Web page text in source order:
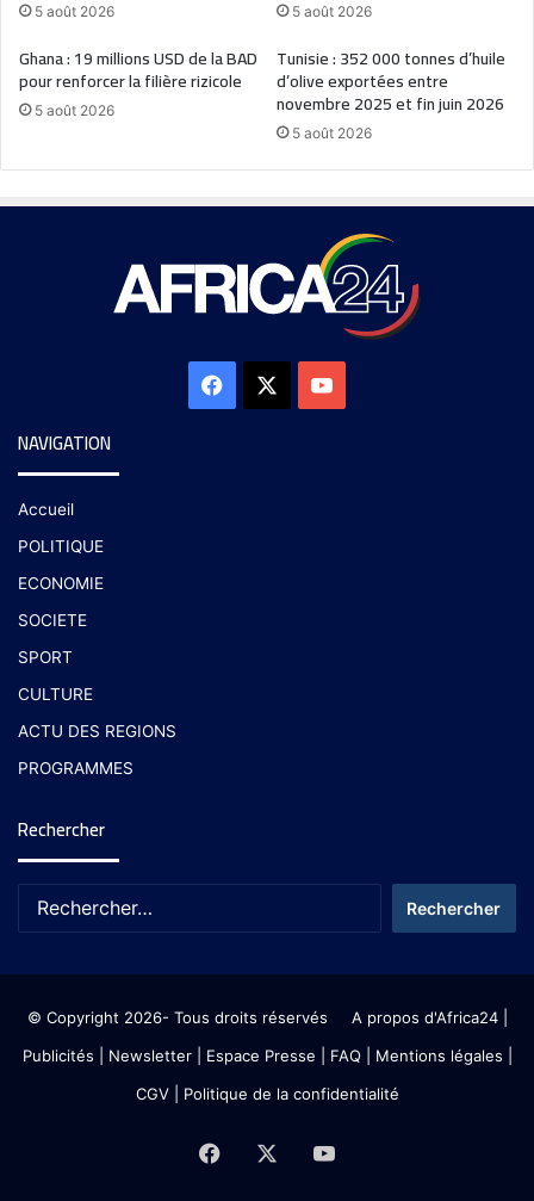
5 août 2026 5 août 2026
Ghana : 19 millions USD de la BAD
pour renforcer la filière rizicole
5 août 2026
Tunisie : 352 000 tonnes d’huile
d’olive exportées entre
novembre 2025 et fin juin 2026
5 août 2026
NAVIGATION
Accueil
POLITIQUE
ECONOMIE
SOCIETE
SPORT
CULTURE
ACTU DES REGIONS
PROGRAMMES
Rechercher
© Copyright 2026- Tous droits réservés A propos d'Africa24|
Publicités
Newsletter| Espace Presse | FAQ | Mentions légales
CGV| Politique de la confidentialité